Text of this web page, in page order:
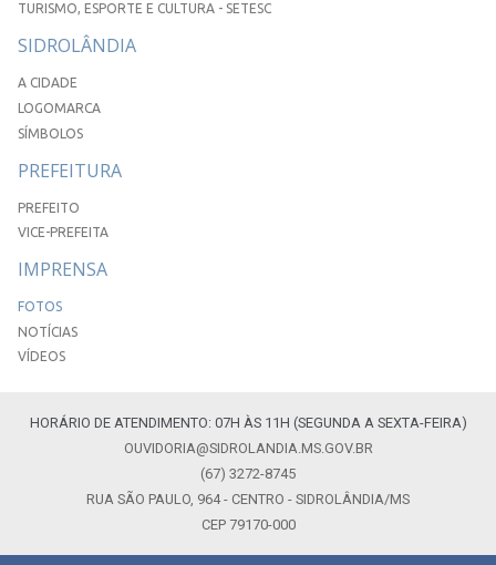
TURISMO, ESPORTE E CULTURA - SETESC
SIDROLÂNDIA
A CIDADE
LOGOMARCA
SÍMBOLOS
PREFEITURA
PREFEITO
VICE-PREFEITA
IMPRENSA
FOTOS
NOTÍCIAS
VÍDEOS
HORÁRIO DE ATENDIMENTO: 07H ÀS 11H (SEGUNDA A SEXTA-FEIRA)
OUVIDORIA@SIDROLANDIA.MS.GOV.BR
(67) 3272-8745
RUA SÃO PAULO, 964 - CENTRO - SIDROLÂNDIA/MS
CEP 79170-000